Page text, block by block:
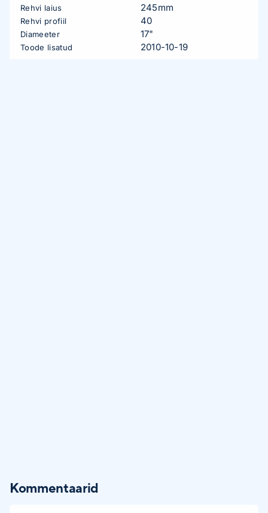
Rehvi laius 245mm
Rehvi profiil 40
Diameeter 17"
Toode lisatud 2010-10-19
Kommentaarid